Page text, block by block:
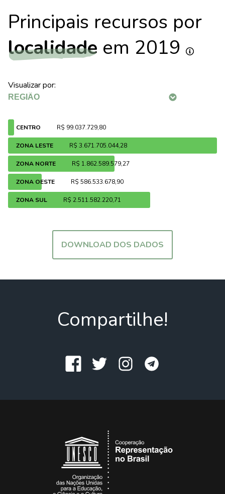
Principais recursos por
localidade em 2019
Visualizar por:
CENTRO R$ 99.037.729,80
ZONA LESTE R$ 3.671.705.044,28
ZONA NORTE R$ 1.862.589.579,27
ZONA OESTE R$ 586.533.678,90
ZONA SUL R$ 2.511.582.220,71
DOWNLOAD DOS DADOS
Compartilhe!